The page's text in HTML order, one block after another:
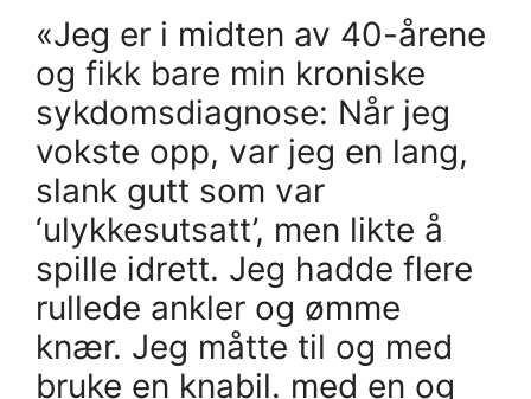
«Jeg er i midten av 40-årene
og fikk bare min kroniske
sykdomsdiagnose: Når jeg
vokste opp, var jeg en lang,
slank gutt som var
‘ulykkesutsatt’, men likte å
spille idrett. Jeg hadde flere
rullede ankler og ømme
knær. Jeg måtte til og med
bruke en knabil. med en og